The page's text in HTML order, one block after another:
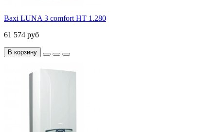
Baxi LUNA 3 comfort HT 1.280
61 574 руб
В корзину